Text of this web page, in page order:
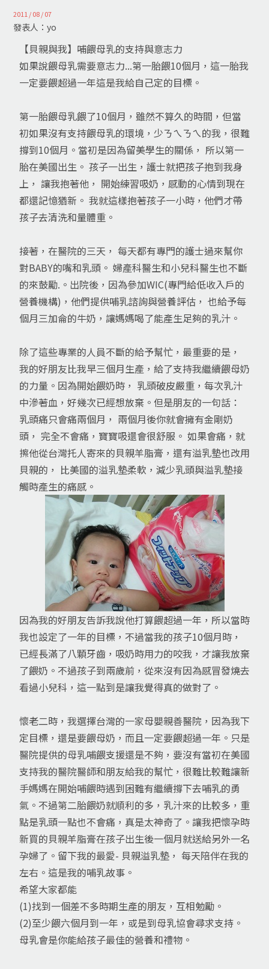
2011 / 08 / 07
發表人：yo
【貝親與我】哺餵母乳的支持與意志力
如果說餵母乳需要意志力...第一胎餵10個月，這一胎我
一定要餵超過一年這是我給自己定的目標。
第一胎餵母乳餵了10個月，雖然不算久的時間，但當
初如果沒有支持餵母乳的環境，少ㄋㄟㄋㄟ的我，很難
撐到10個月。當初是因為留美學生的關係， 所以第一
胎在美國出生。 孩子一出生，護士就把孩子抱到我身
上， 讓我抱著他， 開始練習吸奶，感動的心情到現在
都還記憶猶新。 我就這樣抱著孩子一小時，他們才帶
孩子去清洗和量體重。
接著，在醫院的三天， 每天都有專門的護士過來幫你
對BABY的嘴和乳頭。 婦產科醫生和小兒科醫生也不斷
的來鼓勵.。出院後，因為參加WIC(專門給低收入戶的
營養機構)，他們提供哺乳諮詢與營養評估， 也給予每
個月三加侖的牛奶，讓媽媽喝了能產生足夠的乳汁。
除了這些專業的人員不斷的給予幫忙，最重要的是，
我的好朋友比我早三個月生產，給了支持我繼續餵母奶
的力量。因為開始餵奶時， 乳頭破皮嚴重，每次乳汁
中滲著血，好幾次已經想放棄。但是朋友的一句話：
乳頭痛只會痛兩個月， 兩個月後你就會擁有金剛奶
頭， 完全不會痛，寶寶吸還會很舒服。 如果會痛，就
擦他從台灣托人寄來的貝親羊脂膏，還有溢乳墊也改用
貝親的， 比美國的溢乳墊柔軟，減少乳頭與溢乳墊接
觸時產生的痛感。
因為我的好朋友告訴我說他打算餵超過一年，所以當時
我也設定了一年的目標，不過當我的孩子10個月時，
已經長滿了八顆牙齒，吸奶時用力的咬我，才讓我放棄
了餵奶。不過孩子到兩歲前，從來沒有因為感冒發燒去
看過小兒科，這一點到是讓我覺得真的做對了。
懷老二時，我選擇台灣的一家母嬰親善醫院，因為我下
定目標，還是要餵母奶，而且一定要餵超過一年。只是
醫院提供的母乳哺餵支援還是不夠，要沒有當初在美國
支持我的醫院醫師和朋友給我的幫忙，很難比較難讓新
手媽媽在開始哺餵時遇到困難有繼續撐下去哺乳的勇
氣。不過第二胎餵奶就順利的多，乳汁來的比較多，重
點是乳頭一點也不會痛，真是太神奇了。讓我把懷孕時
新買的貝親羊脂膏在孩子出生後一個月就送給另外一名
孕婦了。留下我的最愛- 貝親溢乳墊， 每天陪伴在我的
左右。這是我的哺乳故事。
希望大家都能
(1)找到一個差不多時期生產的朋友，互相勉勵。
(2)至少餵六個月到一年，或是到母乳協會尋求支持。
母乳會是你能給孩子最佳的營養和禮物。